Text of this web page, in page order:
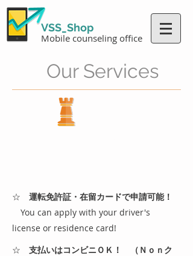
VSS_Shop
Mobile counseling office
Our Services
​☆ 運転免許証・在留カードで申請可能！
​ You can apply with your driver's
license or residence card!
​☆ 支払いはコンビニＯＫ！ （Ｎｏｎク